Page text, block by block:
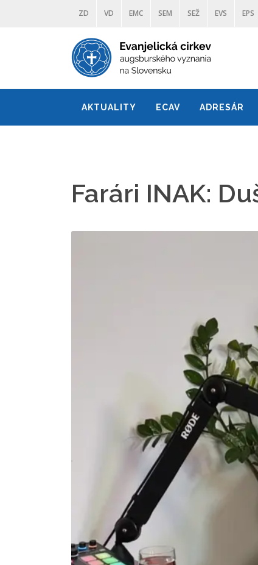
ZD VD EMC SEM SEŽ EVS EPS
AKTUALITY ECAV ADRESÁR
Farári INAK: